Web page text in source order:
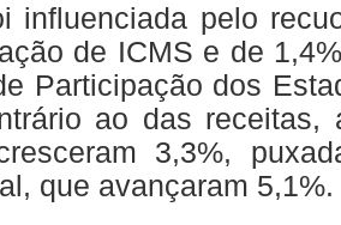
influenciada pelo
de ICMS e de
Participação dos
ao das receitas,
3,3%,
que avançaram 5,1%.